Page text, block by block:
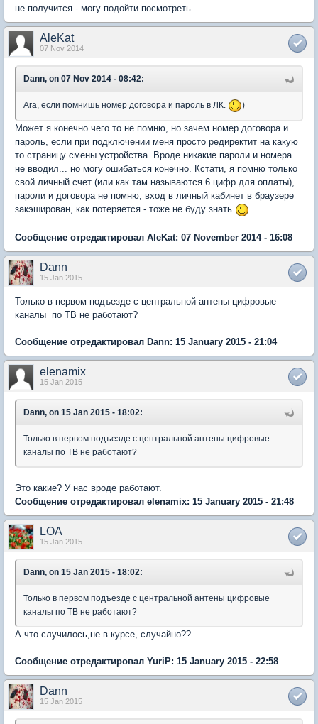
не получится - могу подойти посмотреть.
AleKat
07 Nov 2014
Dann, on 07 Nov 2014 - 08:42:
Ага, если помнишь номер договора и пароль в ЛК. )
Может я конечно чего то не помню, но зачем номер договора и
пароль, если при подключении меня просто редиректит на какую
то страницу смены устройства. Вроде никакие пароли и номера
не вводил... но могу ошибаться конечно. Кстати, я помню только
свой личный счет (или как там называются 6 цифр для оплаты),
пароли и договора не помню, вход в личный кабинет в браузере
закэширован, как потеряется - тоже не буду знать
Сообщение отредактировал AleKat: 07 November 2014 - 16:08
Dann
15 Jan 2015
Только в первом подъезде с центральной антены цифровые
каналы по ТВ не работают?
Сообщение отредактировал Dann: 15 January 2015 - 21:04
elenamix
15 Jan 2015
Dann, on 15 Jan 2015 - 18:02:
Только в первом подъезде с центральной антены цифровые
каналы по ТВ не работают?
Это какие? У нас вроде работают.
Сообщение отредактировал elenamix: 15 January 2015 - 21:48
LOA
15 Jan 2015
Dann, on 15 Jan 2015 - 18:02:
Только в первом подъезде с центральной антены цифровые
каналы по ТВ не работают?
А что случилось,не в курсе, случайно??
Сообщение отредактировал YuriP: 15 January 2015 - 22:58
Dann
15 Jan 2015